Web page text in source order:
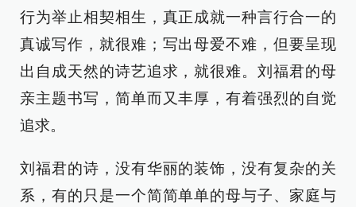
行为举止相契相生，真正成就一种言行合一的
真诚写作，就很难；写出母爱不难，但要呈现
出自成天然的诗艺追求，就很难。刘福君的母
亲主题书写，简单而又丰厚，有着强烈的自觉
追求。
刘福君的诗，没有华丽的装饰，没有复杂的关
系，有的只是一个简简单单的母与子、家庭与